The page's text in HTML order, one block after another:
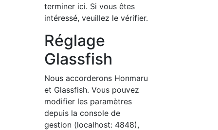
terminer ici. Si vous êtes
intéressé, veuillez le vérifier.
Réglage
Glassfish
Nous accorderons Honmaru
et Glassfish. Vous pouvez
modifier les paramètres
depuis la console de
gestion (localhost: 4848),